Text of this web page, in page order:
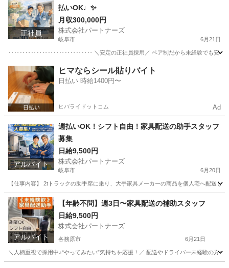
正社員
払いOK♩✨
月収300,000円
株式会社パートナーズ
岐阜市 6月21日
‥‥‥‥‥‥‥‥‥‥‥‥‥‥‥ ＼安定の正社員採用／ ペア制だから未経験でも安心
岐阜 岐阜市 配送
ヒマならシール貼りバイト
日払い 時給1400円〜
ヒバライドットコム Ad
アルバイト
週払いOK！シフト自由！家具配送の助手スタッフ
募集
日給9,500円
株式会社パートナーズ
岐阜市 6月20日
【仕事内容】 2tトラックの助手席に乗り、大手家具メーカーの商品を個人宅へ配送
岐阜 岐阜市 配送 スタッフ
アルバイト
【年齢不問】週3日〜家具配送の補助スタッフ
日給9,500円
株式会社パートナーズ
各務原市 6月21日
＼人柄重視で採用中♪“やってみたい”気持ちを応援！／ 配送やドライバー未経験の方